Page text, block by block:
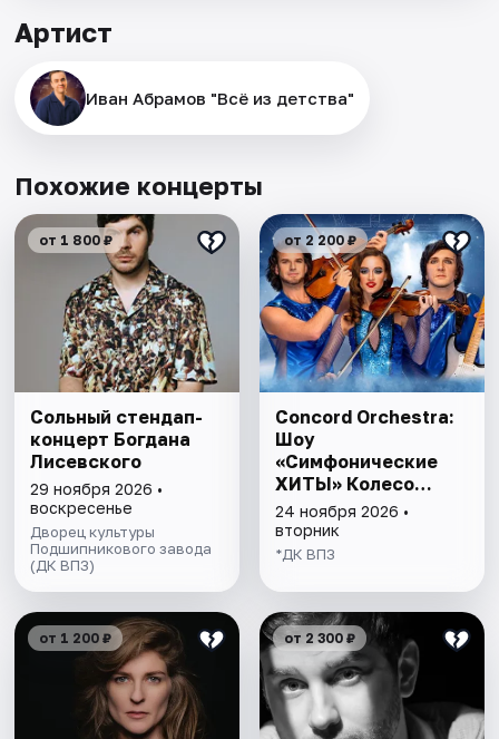
Артист
Иван Абрамов "Всё из детства"
Похожие концерты
от 1 800 ₽
Сольный стендап-
концерт Богдана
Лисевского
29 ноября 2026 •
воскресенье
Дворец культуры
Подшипникового завода
(ДК ВПЗ)
от 2 200 ₽
Concord Orchestra:
Шоу
«Симфонические
ХИТЫ» Колесо
любви
24 ноября 2026 •
вторник
*ДК ВПЗ
от 1 200 ₽ от 2 300 ₽